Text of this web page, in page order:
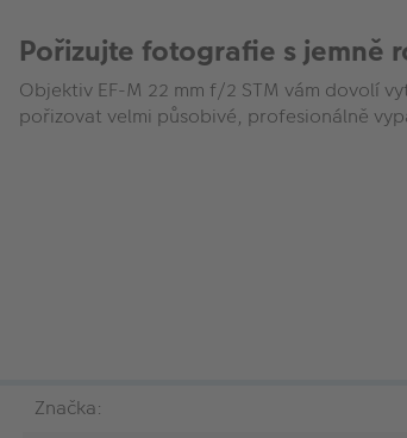
Pořizujte fotografie s jemně
Objektiv EF-M 22 mm f/2 STM vám dovolí
pořizovat velmi působivé, profesionálně
Značka: